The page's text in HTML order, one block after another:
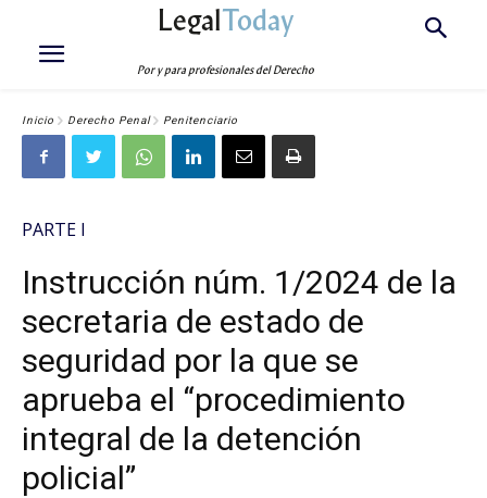
LegalToday
Por y para profesionales del Derecho
Inicio Derecho Penal Penitenciario
PARTE I
Instrucción núm. 1/2024 de la
secretaria de estado de
seguridad por la que se
aprueba el “procedimiento
integral de la detención
policial”